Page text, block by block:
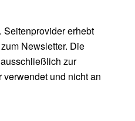
Seitenprovider erhebt
Newsletter. Die
zur
und nicht an